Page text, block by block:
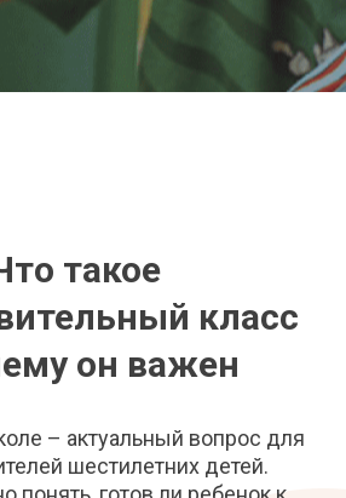
такое
класс
он важен
– актуальный вопрос для
шестилетних детей.